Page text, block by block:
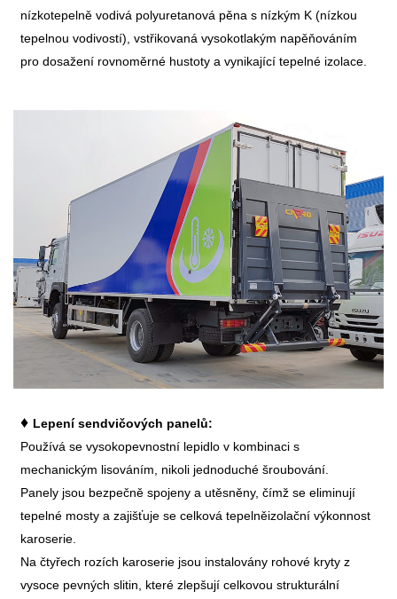
nízkotepelně vodivá polyuretanová pěna s nízkým K (nízkou
tepelnou vodivostí), vstřikovaná vysokotlakým napěňováním
pro dosažení rovnoměrné hustoty a vynikající tepelné izolace.
♦ Lepení sendvičových panelů:
Používá se vysokopevnostní lepidlo v kombinaci s
mechanickým lisováním, nikoli jednoduché šroubování.
Panely jsou bezpečně spojeny a utěsněny, čímž se eliminují
tepelné mosty a zajišťuje se celková tepelněizolační výkonnost
karoserie.
Na čtyřech rozích karoserie jsou instalovány rohové kryty z
vysoce pevných slitin, které zlepšují celkovou strukturální